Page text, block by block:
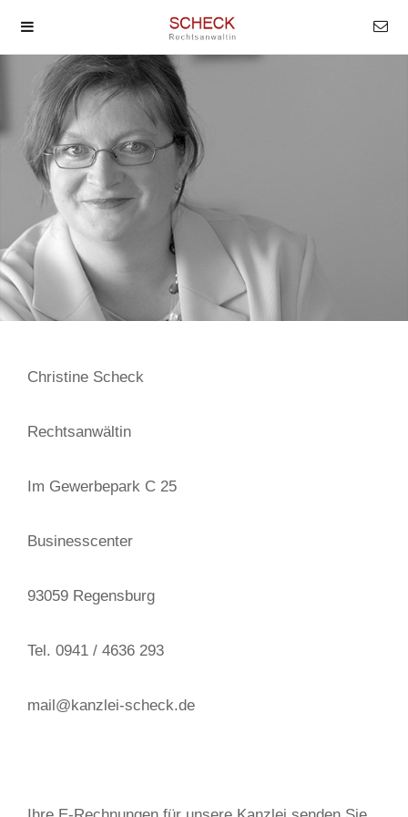
Christine Scheck
Rechtsanwältin
Im Gewerbepark C 25
Businesscenter
93059 Regensburg
Tel. 0941 / 4636 293
mail@kanzlei-scheck.de